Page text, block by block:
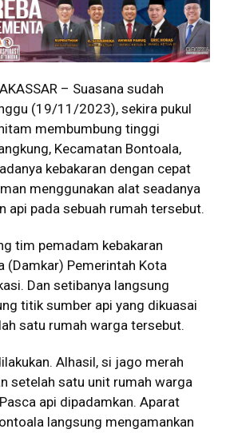
– Suasana sudah
(19/11/2023), sekira pukul
membumbung tinggi
Kecamatan Bontoala,
kebakaran dengan cepat
menggunakan alat seadanya
api pada sebuah rumah tersebut.
tim pemadam kebakaran
(Damkar) Pemerintah Kota
Dan setibanya langsung
titik sumber api yang dikuasai
satu rumah warga tersebut.
Alhasil, si jago merah
setelah satu unit rumah warga
api dipadamkan. Aparat
langsung mengamankan